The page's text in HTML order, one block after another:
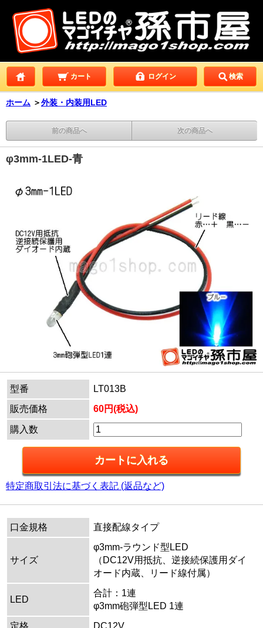
カート ログイン 検索
ホーム ＞外装・内装用LED
前の商品へ 次の商品へ
φ3mm-1LED-青
型番
LT013B
販売価格
60円(税込)
購入数
特定商取引法に基づく表記 (返品など)
口金規格 直接配線タイプ
サイズ
φ3mm-ラウンド型LED
（DC12V用抵抗、逆接続保護用ダイ
オード内蔵、リード線付属）
LED
合計：1連
φ3mm砲弾型LED 1連